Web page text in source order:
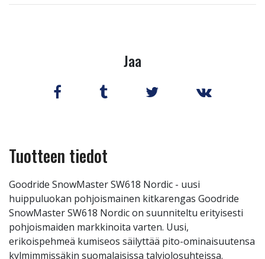
Jaa
Tuotteen tiedot
Goodride SnowMaster SW618 Nordic - uusi
huippuluokan pohjoismainen kitkarengas Goodride
SnowMaster SW618 Nordic on suunniteltu erityisesti
pohjoismaiden markkinoita varten. Uusi,
erikoispehmeä kumiseos säilyttää pito-ominaisuutensa
kylmimmissäkin suomalaisissa talviolosuhteissa.